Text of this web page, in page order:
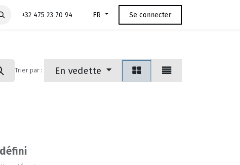
+32 475 23 70 94 FR Se connecter
Trier par : En vedette